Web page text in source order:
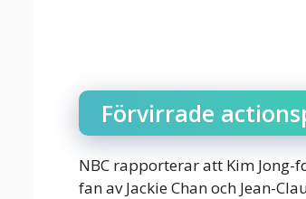
Förvirrade
NBC rapporterar att Kim
fan av Jackie Chan och Jean-